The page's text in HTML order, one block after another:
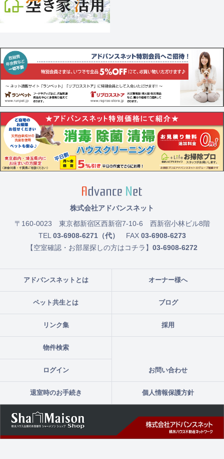
アドバンスネットとは オーナー様へ
ペット共生とは ブログ
リンク集 採用
物件検索
ログイン お問い合わせ
退室時のお手続き 個人情報保護方針
株式会社アドバンスネット
〒160-0023 東京都新宿区西新宿7-10-6 西新宿小林ビル8階
TEL 03-6908-6271（代） FAX 03-6908-6273
【空室確認・お部屋探しの方はコチラ】 03-6908-6272